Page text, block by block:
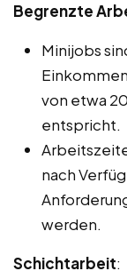
Begrenzte
Minijobs
von etwa
entspricht.
nach
werden.
Schichtarbeit: